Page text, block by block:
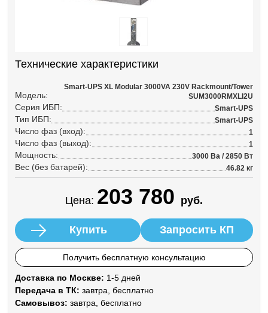
Технические характеристики
Модель:
Smart-UPS XL Modular 3000VA 230V Rackmount/Tower
SUM3000RMXLI2U
Серия ИБП: Smart-UPS
Тип ИБП: Smart-UPS
Число фаз (вход): 1
Число фаз (выход): 1
Мощность: 3000 Ва / 2850 Вт
Вес (без батарей): 46.82 кг
Цена: 203 780 руб.
Купить Запросить КП
Получить бесплатную консультацию
Доставка по Москве: 1-5 дней
Передача в ТК: завтра, бесплатно
Самовывоз: завтра, бесплатно